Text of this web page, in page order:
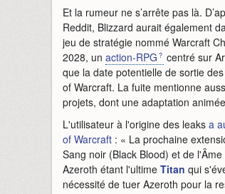
Et la rumeur ne s’arrête pas là.
Reddit, Blizzard aurait également
jeu de stratégie nommé Warcraft
2028, un action-RPG
centré sur
que la date potentielle de sortie
of Warcraft. La fuite mentionne
projets, dont une adaptation
L'utilisateur à l'origine des leaks a
of Warcraft : « La prochaine
Sang noir (Black Blood) et de
Azeroth étant l'ultime Titan qui
nécessité de tuer Azeroth pour la